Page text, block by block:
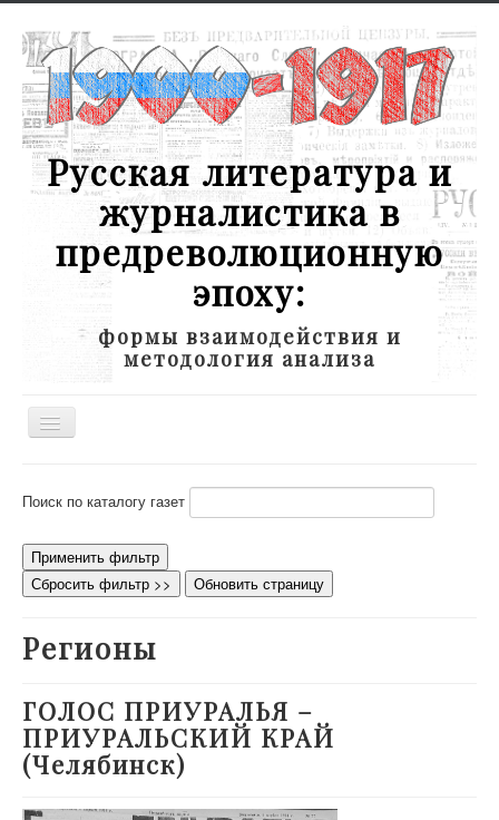
Русская литература и
журналистика в
предреволюционную
эпоху:
формы взаимодействия и
методология анализа
Toggle
Участники
Приглашенные эксперты
Как работать с сайтом
Контакты
Поиск по каталогу газет
Применить фильтр
Сбросить фильтр >>
Обновить страницу
Регионы
ГОЛОС ПРИУРАЛЬЯ –
ПРИУРАЛЬСКИЙ КРАЙ
(Челябинск)